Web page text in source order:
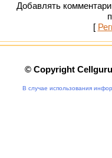
Добавлять
[
© Copyright
В случае использования